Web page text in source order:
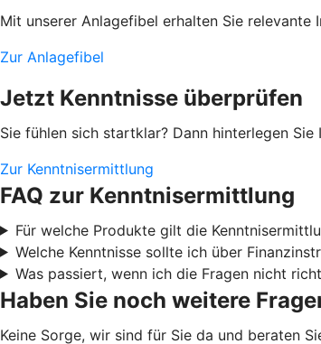
Mit unserer Anlagefibel erhalten Sie
Zur Anlagefibel
Jetzt Kenntnisse überprüfen
Sie fühlen sich startklar? Dann hinterlegen
Zur Kenntnisermittlung
FAQ zur Kenntnisermittlung
Für welche Produkte gilt die
Welche Kenntnisse sollte ich über
Was passiert, wenn ich die Fragen nicht
Haben Sie noch weitere
Keine Sorge, wir sind für Sie da und beraten